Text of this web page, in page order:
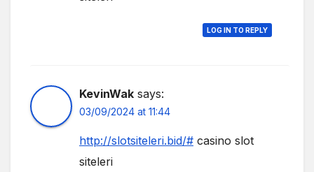
LOG IN TO REPLY
KevinWak says:
03/09/2024 at 11:44
http://slotsiteleri.bid/# casino slot
siteleri